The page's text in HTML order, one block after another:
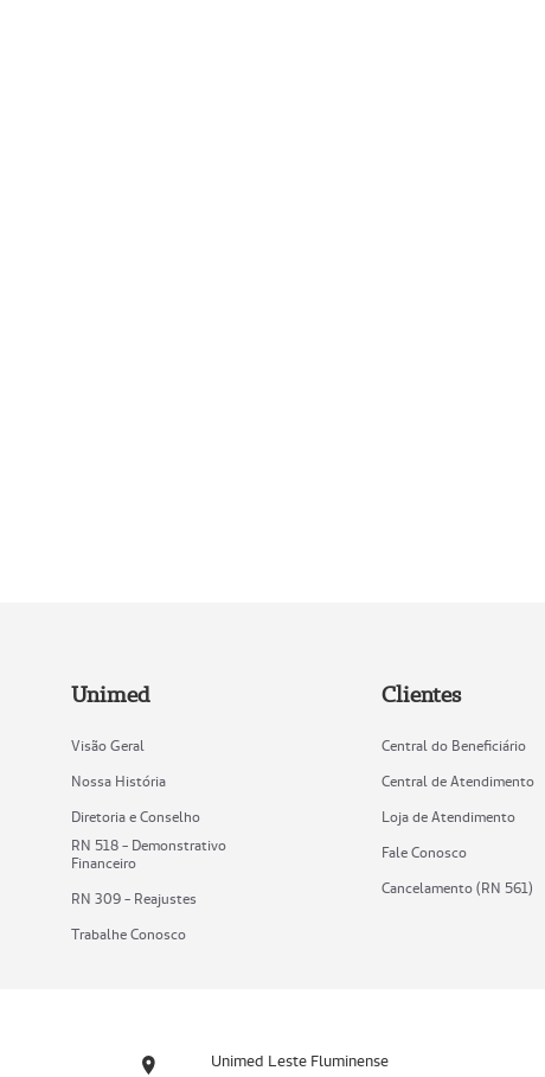
Unimed
Visão Geral
Nossa História
Diretoria e Conselho
RN 518 - Demonstrativo
Financeiro
RN 309 - Reajustes
Trabalhe Conosco
Clientes
Central do Beneficiário
Central de Atendimento
Loja de Atendimento
Fale Conosco
Cancelamento (RN 561)
Unimed Leste Fluminense